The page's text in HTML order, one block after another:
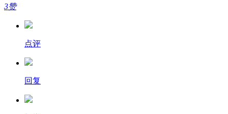
3赞
点评
回复